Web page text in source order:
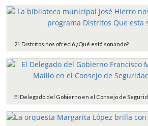
21 Distritos nos ofrecIó ¿Qué está sonando?
El Delegado del Gobierno en el Consejo de